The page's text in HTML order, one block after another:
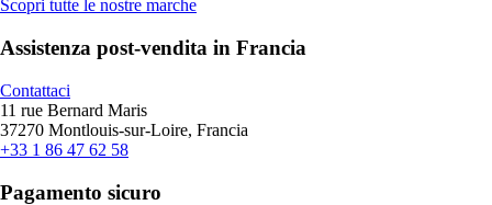
Scopri tutte le nostre marche
Assistenza post-vendita in Francia
Contattaci
11 rue Bernard Maris
37270 Montlouis-sur-Loire, Francia
+33 1 86 47 62 58
Pagamento sicuro